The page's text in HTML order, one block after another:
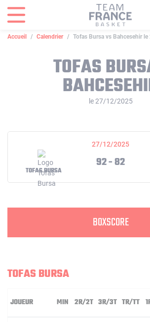
Accueil Calendrier Tofas Bursa vs Bahcesehir
TOFAS
le 27/12/2025
27/12/2025
TOFAS BURSA
92 - 82
BOXSCORE
TOFAS BURSA
JOUEUR MIN 2R/2T 3R/3T TR/TT
Panneau de gestion des cookies